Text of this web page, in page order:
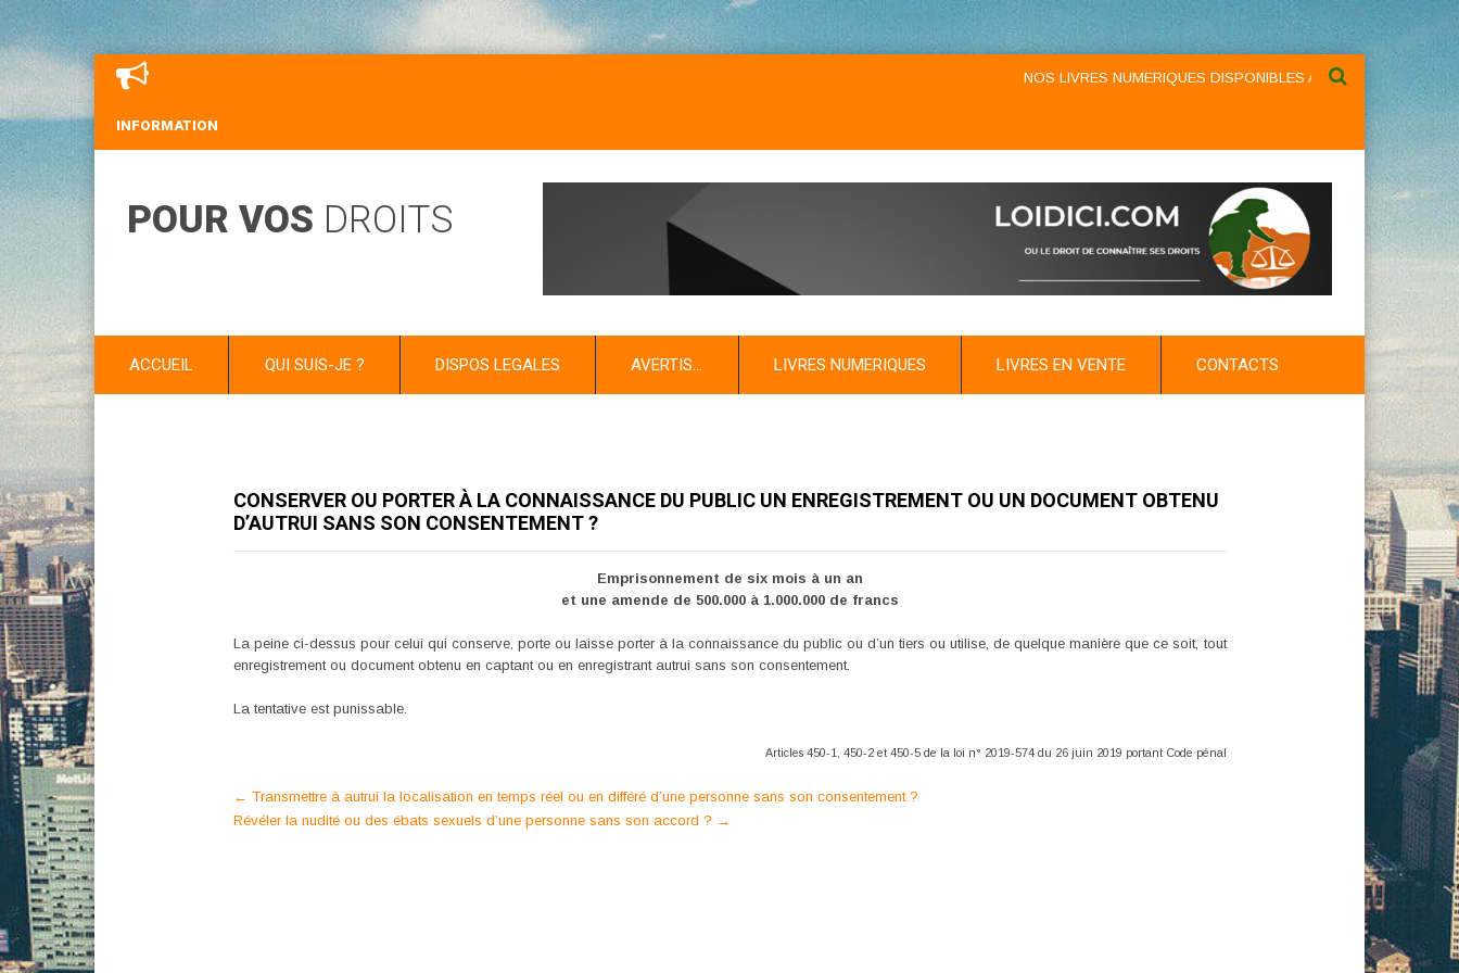
INFORMATION
NOS LIVRES NUMERIQUES DISPONIBLES AU NIVEAU DU MENU
POUR VOS DROITS
ACCUEIL QUI SUIS-JE ? DISPOS LEGALES AVERTIS… LIVRES NUMERIQUES LIVRES EN VENTE CONTACTS
CONSERVER OU PORTER À LA CONNAISSANCE DU PUBLIC UN ENREGISTREMENT OU UN DOCUMENT OBTENU
D’AUTRUI SANS SON CONSENTEMENT ?
Emprisonnement de six mois à un an
et une amende de 500.000 à 1.000.000 de francs
La peine ci-dessus pour celui qui conserve, porte ou laisse porter à la connaissance du public ou d’un tiers ou utilise, de quelque manière que ce soit, tout
enregistrement ou document obtenu en captant ou en enregistrant autrui sans son consentement.
La tentative est punissable.
Articles 450-1, 450-2 et 450-5 de la loi n° 2019-574 du 26 juin 2019 portant Code pénal
Post
navigation
← Transmettre à autrui la localisation en temps réel ou en différé d’une personne sans son consentement ?
Révéler la nudité ou des ébats sexuels d’une personne sans son accord ? →